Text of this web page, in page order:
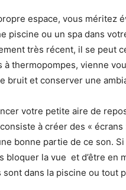
espace, vous méritez
piscine ou un spa dans
très récent, il se peut
à thermopompes, vienne
bruit et conserver une
votre petite aire de
à créer des «
bonne partie de ce son.
bloquer la vue et d’être
sont dans la piscine ou tout